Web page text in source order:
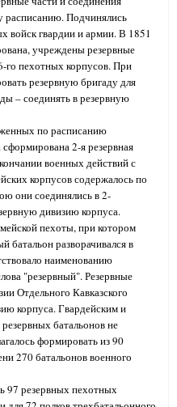
Подчинялись
войск гвардии и армии. В 1851
учреждены резервные
го пехотных корпусов. При
резервную бригаду для
– соединять в резервную
по расписанию
2-я резервная
военных действий с
корпусов содержалось по
они соединялись в 2-
дивизию корпуса.
пехоты, при котором
батальон разворачивался в
наименованию
"резервный". Резервные
Отдельного Кавказского
корпуса. Гвардейским и
батальонов не
формировать из 90
270 батальонов военного
97 резервных пехотных